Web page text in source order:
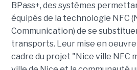
BPass+, des systèmes
équipés de la technologie NFC
Communication) de se
transports. Leur mise en
cadre du projet "Nice ville NFC